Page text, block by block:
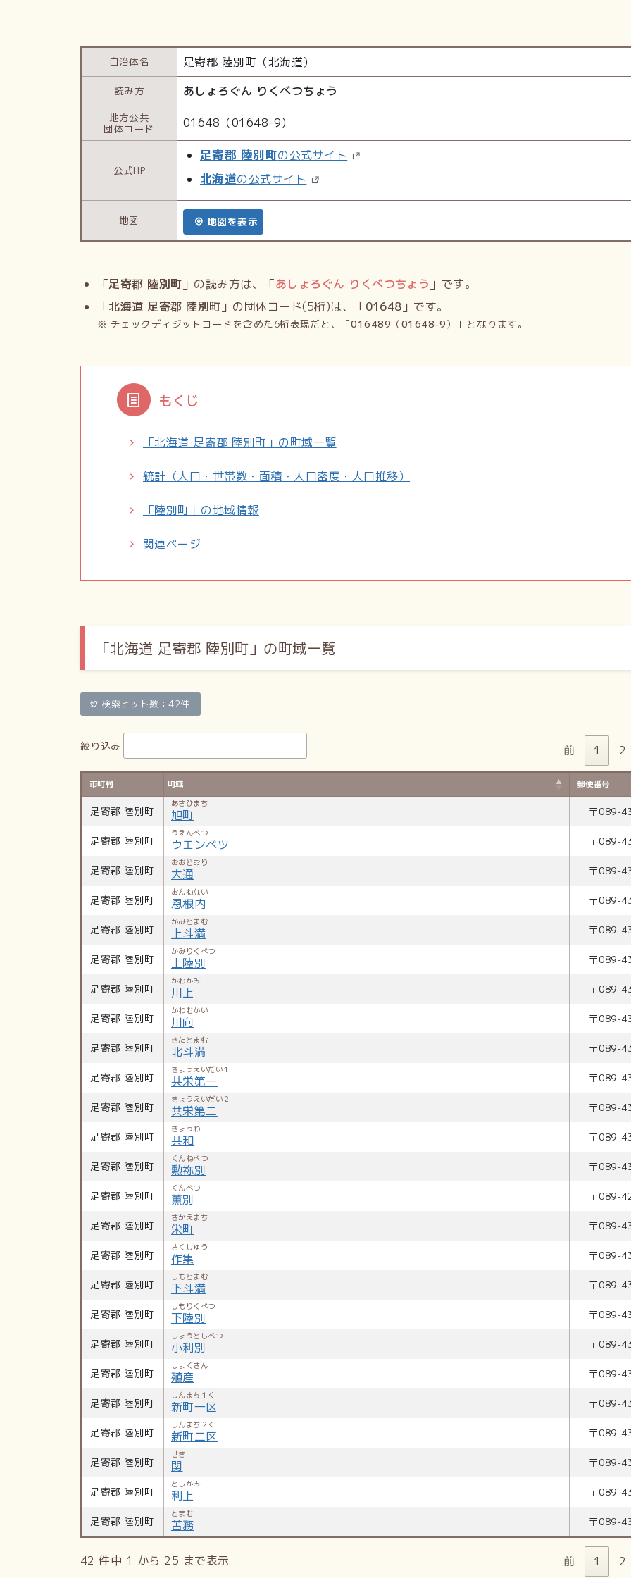
自治体名 足寄郡 陸別町（北海道）
読み方 あしょろぐん りくべつちょう
地方公共
団体コード
01648（01648-9）
公式HP
足寄郡 陸別町の公式サイト
北海道の公式サイト
地図 地図を表示
「足寄郡 陸別町 」の読み方は、「あしょろぐん りくべつちょう 」です。
「北海道 足寄郡 陸別町 」の団体コード(5桁)は、「01648 」です。
※ チェックディジットコードを含めた6桁表現だと、「016489 （01648-9）」となります。
もくじ
「北海道 足寄郡 陸別町」の町域一覧
統計（人口・世帯数・面積・人口密度・人口推移）
「陸別町」の地域情報
関連ページ
「北海道 足寄郡 陸別町」の町域一覧
検索ヒット数：42件
絞り込み 前 1 2
市町村 町域 郵便番号
足寄郡 陸別町
あさひまち
旭町 〒089-
足寄郡 陸別町
うえんべつ
ウエンベツ 〒089-
足寄郡 陸別町
おおどおり
大通 〒089-
足寄郡 陸別町
おんねない
恩根内 〒089-
足寄郡 陸別町
かみとまむ
上斗満 〒089-
足寄郡 陸別町
かみりくべつ
上陸別 〒089-
足寄郡 陸別町
かわかみ
川上 〒089-
足寄郡 陸別町
かわむかい
川向 〒089-
足寄郡 陸別町
きたとまむ
北斗満 〒089-
足寄郡 陸別町
きょうえいだい１
共栄第一 〒089-
足寄郡 陸別町
きょうえいだい２
共栄第二 〒089-
足寄郡 陸別町
きょうわ
共和 〒089-
足寄郡 陸別町
くんねべつ
勲祢別 〒089-
足寄郡 陸別町
くんべつ
薫別 〒089-
足寄郡 陸別町
さかえまち
栄町 〒089-
足寄郡 陸別町
さくしゅう
作集 〒089-
足寄郡 陸別町
しもとまむ
下斗満 〒089-
足寄郡 陸別町
しもりくべつ
下陸別 〒089-
足寄郡 陸別町
しょうとしべつ
小利別 〒089-
足寄郡 陸別町
しょくさん
殖産 〒089-
足寄郡 陸別町
しんまち１く
新町一区 〒089-
足寄郡 陸別町
しんまち２く
新町二区 〒089-
足寄郡 陸別町
せき
関 〒089-
足寄郡 陸別町
としかみ
利上 〒089-
足寄郡 陸別町
とまむ
苫務 〒089-
42 件中 1 から 25 まで表示 前 1 2